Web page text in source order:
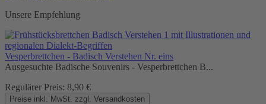
Unsere Empfehlung
Vesperbrettchen - Badisch Verstehen Nr. eins
Ausgesuchte Badische Souvenirs - Vesperbrettchen B...
Regulärer Preis: 8,90 €
Preise inkl. MwSt. zzgl. Versandkosten